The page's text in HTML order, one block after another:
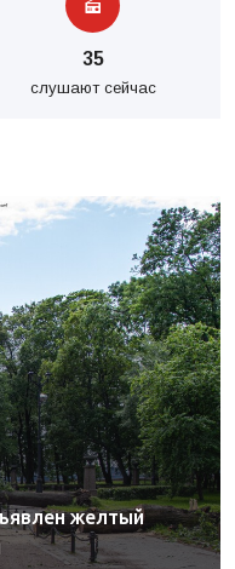
35
слушают сейчас
желтый